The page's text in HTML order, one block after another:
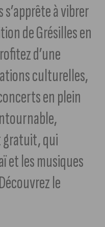
à vibrer
de Grésilles en
d’une
culturelles,
en plein
qui
et les musiques
le